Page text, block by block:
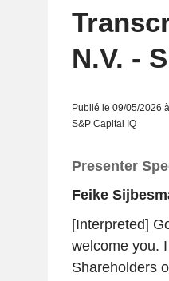
N.V. -
Publié le 09/05/2026
S&P Capital IQ
Presenter
Feike
[Interpreted]
welcome you.
Shareholders